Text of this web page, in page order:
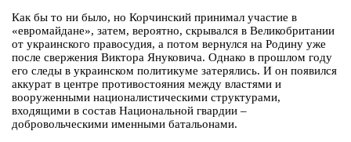
Как бы то ни было, но Корчинский принимал участие в
«евромайдане», затем, вероятно, скрывался в Великобритании
от украинского правосудия, а потом вернулся на Родину уже
после свержения Виктора Януковича. Однако в прошлом году
его следы в украинском политикуме затерялись. И он появился
аккурат в центре противостояния между властями и
вооруженными националистическими структурами,
входящими в состав Национальной гвардии –
добровольческими именными батальонами.